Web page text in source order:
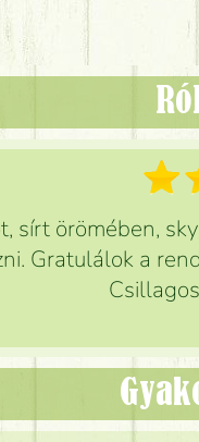
sírt örömében,
Gratulálok a